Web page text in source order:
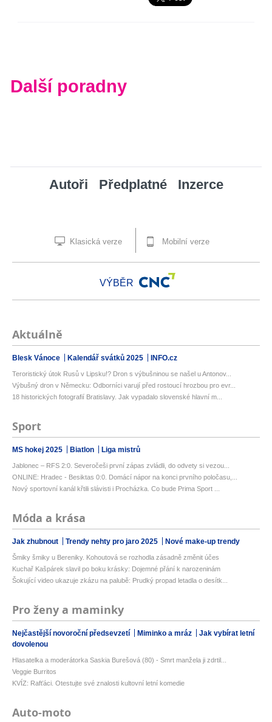
Další poradny
Autoři Předplatné Inzerce
Klasická verze Mobilní verze
VÝBĚR
Aktuálně
Blesk Vánoce Kalendář svátků 2025 INFO.cz
Teroristický útok Rusů v Lipsku!? Dron s výbušninou se našel u Antonov...
Výbušný dron v Německu: Odborníci varují před rostoucí hrozbou pro evr...
18 historických fotografií Bratislavy. Jak vypadalo slovenské hlavní m...
Sport
MS hokej 2025 Biatlon Liga mistrů
Jablonec – RFS 2:0. Severočeši první zápas zvládli, do odvety si vezou...
ONLINE: Hradec - Besiktas 0:0. Domácí nápor na konci prvního poločasu,...
Nový sportovní kanál křtili slávisti i Procházka. Co bude Prima Sport ...
Móda a krása
Jak zhubnout Trendy nehty pro jaro 2025 Nové make-up trendy
Šmiky šmiky u Bereniky. Kohoutová se rozhodla zásadně změnit účes
Kuchař Kašpárek slavil po boku krásky: Dojemné přání k narozeninám
Šokující video ukazuje zkázu na palubě: Prudký propad letadla o desítk...
Pro ženy a maminky
Nejčastější novoroční předsevzetí Miminko a mráz
Jak vybírat letní
dovolenou
Hlasatelka a moderátorka Saskia Burešová (80) - Smrt manžela ji zdrtil...
Veggie Burritos
KVÍZ: Rafťáci. Otestujte své znalosti kultovní letní komedie
Auto-moto